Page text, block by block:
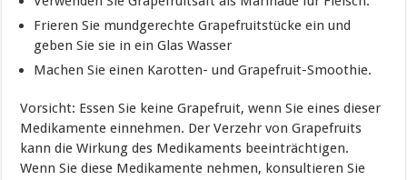
Frieren Sie mundgerechte Grapefruitstücke ein und
geben Sie sie in ein Glas Wasser
Machen Sie einen Karotten- und Grapefruit-Smoothie.
Vorsicht: Essen Sie keine Grapefruit, wenn Sie eines dieser
Medikamente einnehmen. Der Verzehr von Grapefruits
kann die Wirkung des Medikaments beeinträchtigen.
Wenn Sie diese Medikamente nehmen, konsultieren Sie